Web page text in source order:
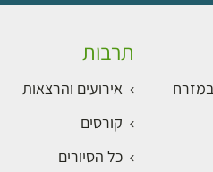
תרבות
אירועים והרצאות
קורסים
כל הסיורים